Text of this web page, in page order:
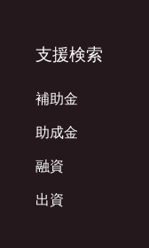
支援検索
補助金
助成金
融資
出資